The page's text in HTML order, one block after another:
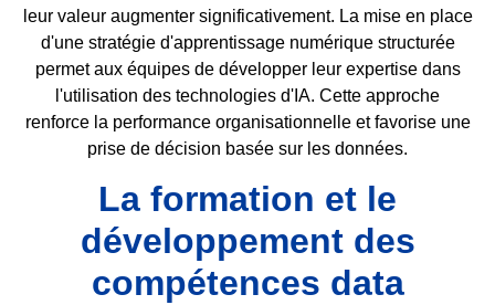
leur valeur augmenter significativement. La mise en place
d'une stratégie d'apprentissage numérique structurée
permet aux équipes de développer leur expertise dans
l'utilisation des technologies d'IA. Cette approche
renforce la performance organisationnelle et favorise une
prise de décision basée sur les données.
La formation et le
développement des
compétences data